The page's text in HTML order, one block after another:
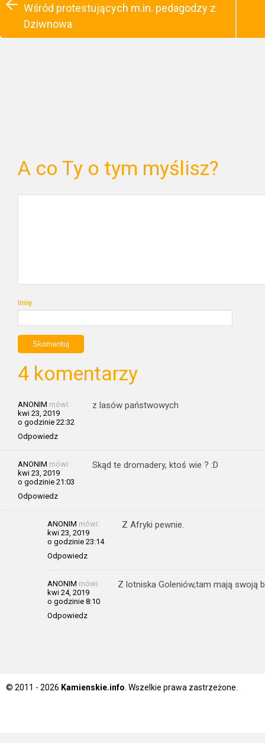
Wśród protestujących m.in. pedagodzy z
Dziwnowa
A co Ty o tym myślisz?
Imię
4 komentarzy
ANONIM mówi:
kwi 23, 2019
o godzinie 22:32
Odpowiedz
z lasów państwowych
ANONIM mówi:
kwi 23, 2019
o godzinie 21:03
Odpowiedz
Skąd te dromadery, ktoś wie ? :D
ANONIM mówi:
kwi 23, 2019
o godzinie 23:14
Odpowiedz
Z Afryki pewnie.
ANONIM mówi:
kwi 24, 2019
o godzinie 8:10
Odpowiedz
Z lotniska Goleniów,tam mają swoją
© 2011 - 2026 Kamienskie.info . Wszelkie prawa zastrzeżone.